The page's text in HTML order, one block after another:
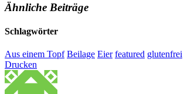
Ähnliche Beiträge
Schlagwörter
Aus einem Topf Beilage Eier featured glutenfrei
Drucken